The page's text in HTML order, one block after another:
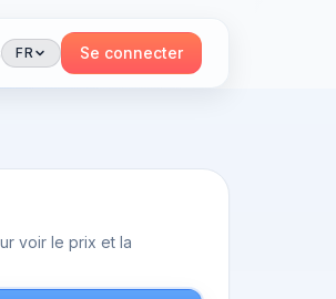
FR Se connecter
voir le prix et la